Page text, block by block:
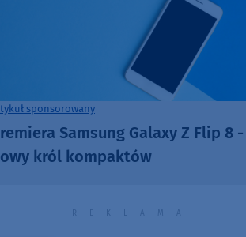
sponsorowany
Samsung Galaxy Z Flip 8 -
król kompaktów